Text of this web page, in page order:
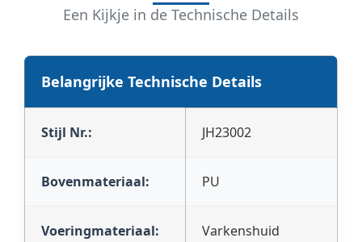
Een Kijkje in de Technische Details
Belangrijke Technische Details
Stijl Nr.: JH23002
Bovenmateriaal: PU
Voeringmateriaal: Varkenshuid